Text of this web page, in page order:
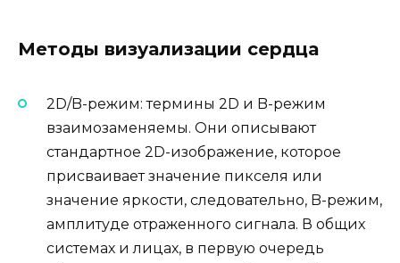
Методы визуализации сердца
2D/B-режим: термины 2D и B-режим
взаимозаменяемы. Они описывают
стандартное 2D-изображение, которое
присваивает значение пикселя или
значение яркости, следовательно, B-режим,
амплитуде отраженного сигнала. В общих
системах и лицах, в первую очередь